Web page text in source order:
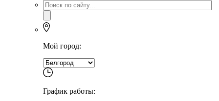
Мой город:
График работы: